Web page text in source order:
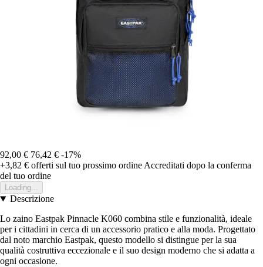
92,00 € 76,42 € -17%
+3,82 € offerti sul tuo prossimo ordine Accreditati dopo la conferma
del tuo ordine
Loading...
Descrizione
Lo zaino Eastpak Pinnacle K060 combina stile e funzionalità, ideale
per i cittadini in cerca di un accessorio pratico e alla moda. Progettato
dal noto marchio Eastpak, questo modello si distingue per la sua
qualità costruttiva eccezionale e il suo design moderno che si adatta a
ogni occasione.